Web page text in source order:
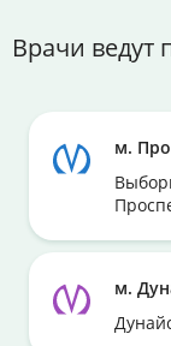
Врачи ведут
м.
м.